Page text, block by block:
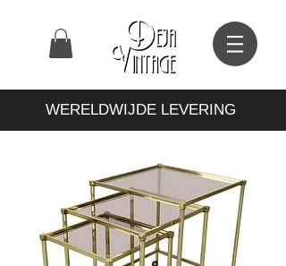
WERELDWIJDE LEVERING